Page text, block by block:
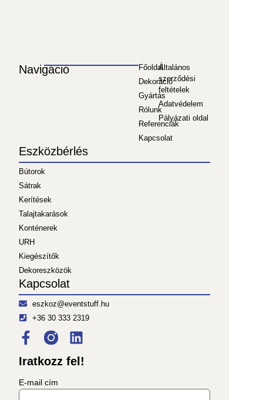
Navigáció
Főoldal
Dekoráció
Gyártás
Rólunk
Referenciák
Kapcsolat
Általános
szerződési
feltételek
Adatvédelem
Pályázati oldal
Eszközbérlés
Bútorok
Sátrak
Kerítések
Talajtakarások
Konténerek
URH
Kiegészítők
Dekoreszközök
Kapcsolat
eszkoz@eventstuff.hu
+36 30 333 2319
Iratkozz fel!
E-mail cím